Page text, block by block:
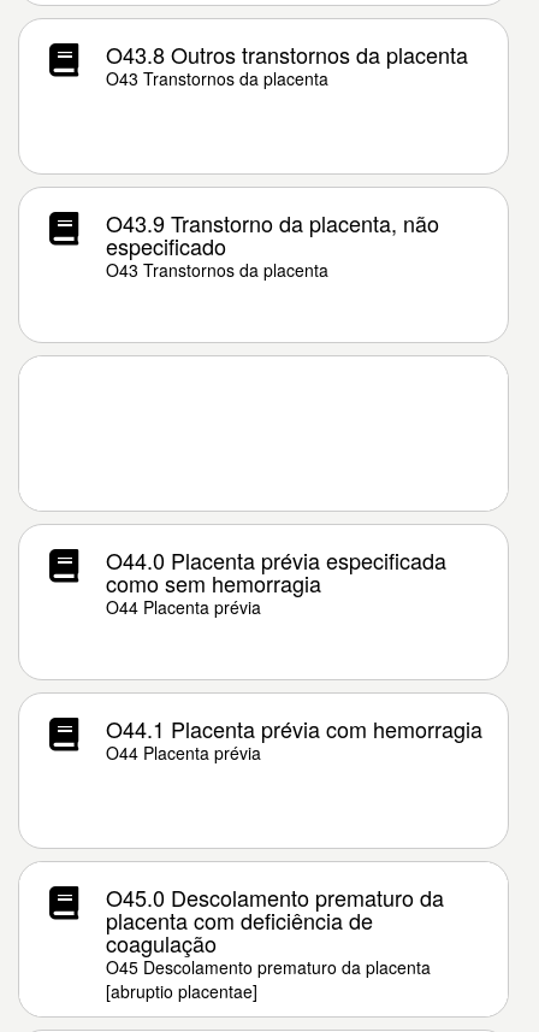
O43.8 Outros transtornos da placenta
O43 Transtornos da placenta
O43.9 Transtorno da placenta, não
especificado
O43 Transtornos da placenta
O44.0 Placenta prévia especificada
como sem hemorragia
O44 Placenta prévia
O44.1 Placenta prévia com hemorragia
O44 Placenta prévia
O45.0 Descolamento prematuro da
placenta com deficiência de
coagulação
O45 Descolamento prematuro da placenta
[abruptio placentae]